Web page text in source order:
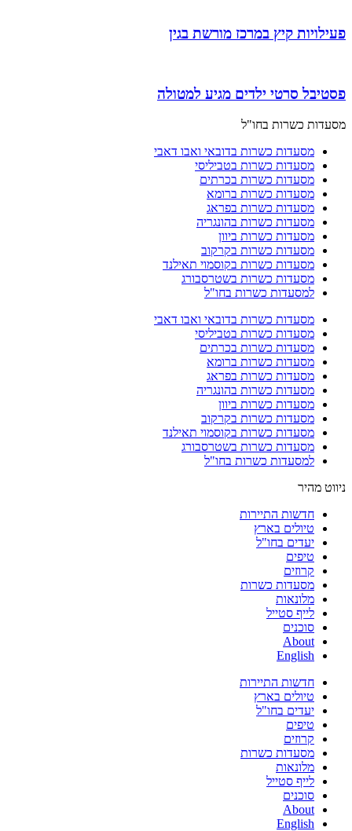
פעילויות קיץ במרכז מורשת בגין
פסטיבל סרטי ילדים מגיע למטולה
מסעדות כשרות בחו"ל
מסעדות כשרות בדובאי ואבו דאבי
מסעדות כשרות בטביליסי
מסעדות כשרות בכרתים
מסעדות כשרות ברומא
מסעדות כשרות בפראג
מסעדות כשרות בהונגריה
מסעדות כשרות ביוון
מסעדות כשרות בקרקוב
מסעדות כשרות בקוסמוי תאילנד
מסעדות כשרות בשטרסבורג
למסעדות כשרות בחו"ל
מסעדות כשרות בדובאי ואבו דאבי
מסעדות כשרות בטביליסי
מסעדות כשרות בכרתים
מסעדות כשרות ברומא
מסעדות כשרות בפראג
מסעדות כשרות בהונגריה
מסעדות כשרות ביוון
מסעדות כשרות בקרקוב
מסעדות כשרות בקוסמוי תאילנד
מסעדות כשרות בשטרסבורג
למסעדות כשרות בחו"ל
ניווט מהיר
חדשות התיירות
טיולים בארץ
יעדים בחו"ל
טיפים
קרוזים
מסעדות כשרות
מלונאות
לייף סטייל
סוכנים
About
English
חדשות התיירות
טיולים בארץ
יעדים בחו"ל
טיפים
קרוזים
מסעדות כשרות
מלונאות
לייף סטייל
סוכנים
About
English